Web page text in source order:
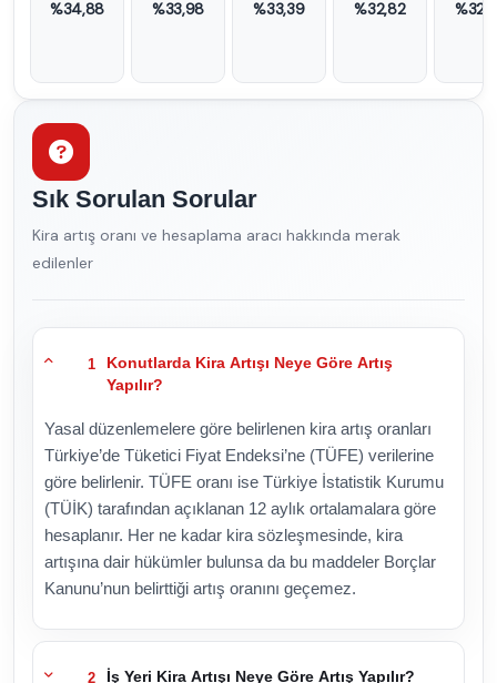
%34,88 %33,98 %33,39 %32,82
Sık Sorulan Sorular
Kira artış oranı ve hesaplama aracı hakkında merak
edilenler
1
Konutlarda Kira Artışı Neye Göre Artış
Yapılır?
Yasal düzenlemelere göre belirlenen kira artış oranları
Türkiye’de Tüketici Fiyat Endeksi’ne (TÜFE) verilerine
göre belirlenir. TÜFE oranı ise Türkiye İstatistik Kurumu
(TÜİK) tarafından açıklanan 12 aylık ortalamalara göre
hesaplanır. Her ne kadar kira sözleşmesinde, kira
artışına dair hükümler bulunsa da bu maddeler Borçlar
Kanunu’nun belirttiği artış oranını geçemez.
2 İş Yeri Kira Artışı Neye Göre Artış Yapılır?